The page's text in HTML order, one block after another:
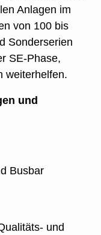
Anlagen im
von 100 bis
Sonderserien
SE-Phase,
weiterhelfen.
und
Busbar
und